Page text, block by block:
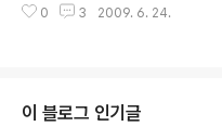
기 때문에 쉽지 않은 과정이었습니다.
한 권 갖고 호들갑이냐구요? 에헤이-.
이샵 쇼핑스토리의 푸드스타일링을 담
타일리스트가 바로 ‘그린테이블’입니
0 3 2009. 6. 24.
이 블로그 인기글